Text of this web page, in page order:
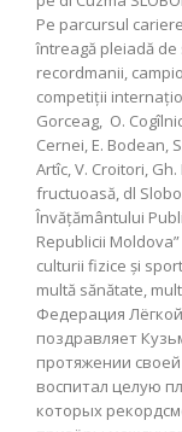
Pe parcursul
întreagă pleiadă
recordmanii,
competiţii
Gorceag, O.
Cernei, E. Bodean,
Artîc, V. Croitori,
fructuoasă, dl
Învăţământului
Republicii
culturii fizice şi
multă sănătate,
Федерация
поздравляет
протяжении
воспитал целую
которых